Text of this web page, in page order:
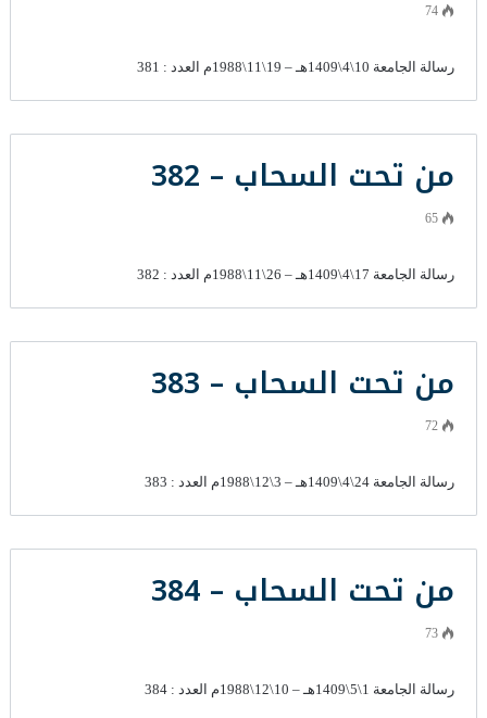
74
رسالة الجامعة 10\4\1409هـ – 19\11\1988م العدد : 381
من تحت السحاب – 382
65
رسالة الجامعة 17\4\1409هـ – 26\11\1988م العدد : 382
من تحت السحاب – 383
72
رسالة الجامعة 24\4\1409هـ – 3\12\1988م العدد : 383
من تحت السحاب – 384
73
رسالة الجامعة 1\5\1409هـ – 10\12\1988م العدد : 384